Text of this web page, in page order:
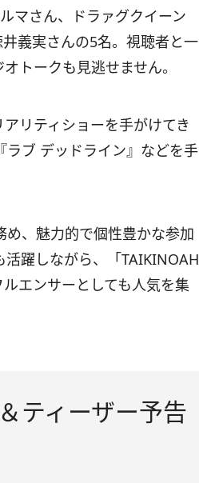
マさん、ドラァグクイーン
義実さんの5名。視聴者と一
トークも見逃せません。
リティショーを手がけてき
ブ デッドライン』などを手
、魅力的で個性豊かな参加
躍しながら、「TAIKINOAH
エンサーとしても人気を集
ティーザー予告